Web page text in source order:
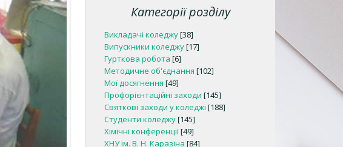
Категорії розділу
Викладачі коледжу[38]
Випускники коледжу[17]
Гурткова робота [6]
Методичне об'єднання [102]
Мої досягнення [49]
Профорієнтаційні заходи [145]
Святкові заходи у коледжі [188]
Студенти коледжу[145]
Хімічні конференції[49]
ХНУ ім. В. Н. Каразіна [84]